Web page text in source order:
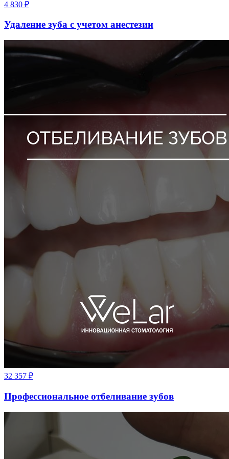
4 830 ₽
Удаление зуба с учетом анестезии
32 357 ₽
Профессиональное отбеливание зубов